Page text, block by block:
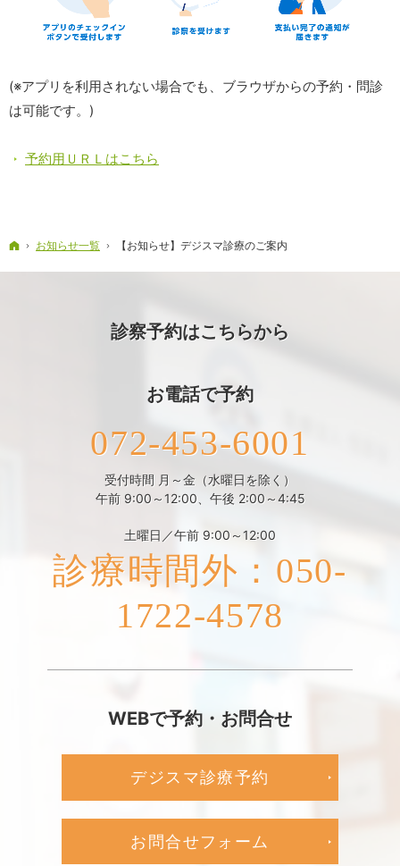
(※アプリを利用されない場合でも、ブラウザからの予約・問診
は可能です。)
予約用ＵＲＬはこちら
ホーム
お知らせ一覧 【お知らせ】デジスマ診療のご案内
診察予約はこちらから
お電話で予約
072-453-6001
受付時間 月～金（水曜日を除く）
午前 9:00～12:00、午後 2:00～4:45
土曜日／午前 9:00～12:00
診療時間外：050-
1722-4578
WEBで予約・お問合せ
デジスマ診療予約
お問合せフォーム